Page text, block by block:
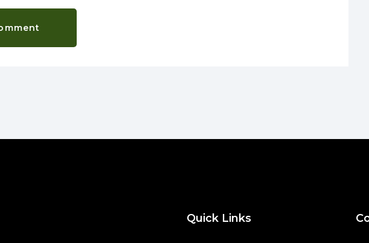
Quick Links